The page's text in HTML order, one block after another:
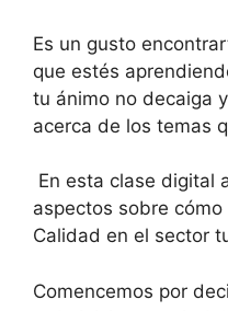
Es un gusto
que estés
tu ánimo no decaiga
acerca de los temas
En esta clase digital
aspectos sobre
Calidad en el sector
Comencemos por